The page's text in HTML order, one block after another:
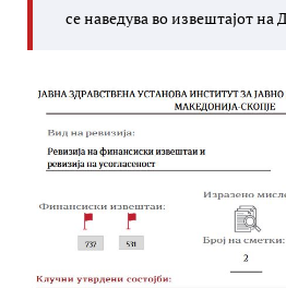
се наведува во извештајот на